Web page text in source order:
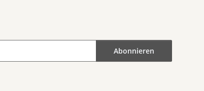
Abonnieren